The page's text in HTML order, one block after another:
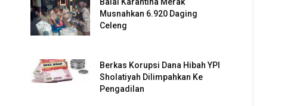
Musnahkan 6.920 Daging
Celeng
Berkas Korupsi Dana Hibah YPI
Sholatiyah Dilimpahkan Ke
Pengadilan